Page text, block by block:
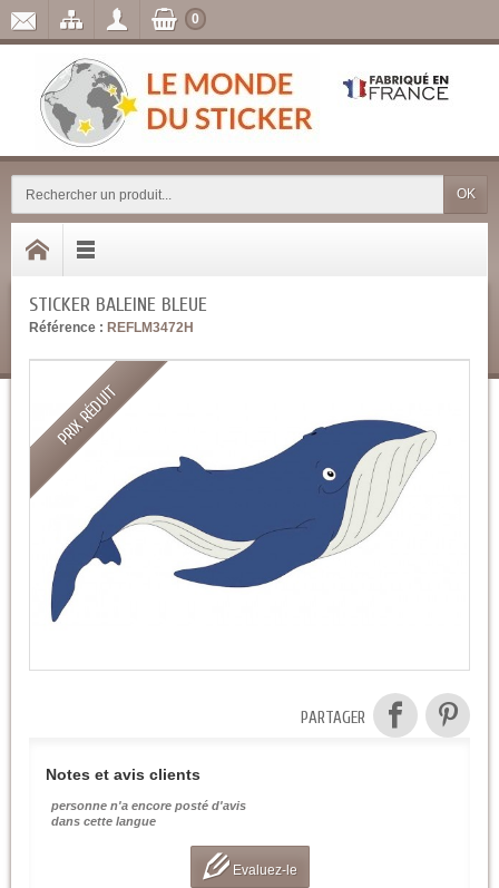
OK
0
STICKER BALEINE BLEUE
Référence : REFLM3472H
PRIX RÉDUIT
PARTAGER
Notes et avis clients
personne n'a encore posté d'avis
dans cette langue
Evaluez-le